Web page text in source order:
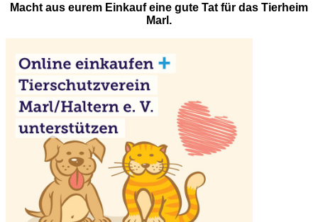
Macht aus eurem Einkauf eine gute Tat für das Tierheim
Marl.